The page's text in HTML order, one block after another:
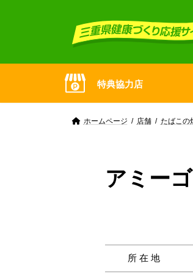
特典協力店
ホームページ 店舗 たばこの
アミーゴ
所在地